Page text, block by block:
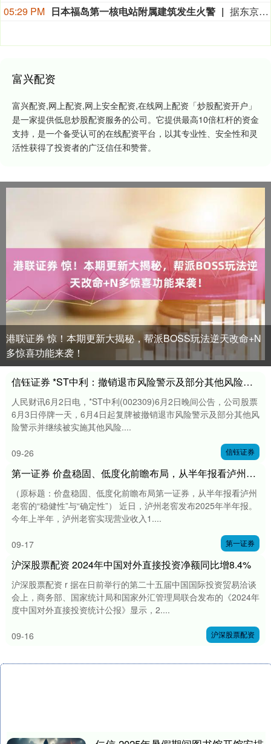
05:29 PM 日本福岛第一核电站附属建筑发生火警 据东京电力公司消息，当地时间8日15时35分左右，日本福岛第一核电站5号、6号机组服务建筑3、4层的火灾报警器发生启动。东京电力公司于当天16时01分向双叶消防本部报警。随后，消防部门赶赴现场确认，但未发现明火或冒烟。事件对核电站厂区设备没有造成影响，监测点以及厂区边界的尘埃监测仪等所测得的放射线量也未发现异常。（央视新闻）
富兴配资
富兴配资,网上配资,网上安全配资,在线网上配资「炒股配资开户」
是一家提供低息炒股配资服务的公司。它提供最高10倍杠杆的资金
支持，是一个备受认可的在线配资平台，以其专业性、安全性和灵
活性获得了投资者的广泛信任和赞誉。
港联证券 惊！本期更新大揭秘，帮派BOSS玩法逆天改命+N
多惊喜功能来袭！
信钰证券 *ST中利：撤销退市风险警示及部分其他风险警示
人民财讯6月2日电，*ST中利(002309)6月2日晚间公告，公司股票
6月3日停牌一天，6月4日起复牌被撤销退市风险警示及部分其他风
险警示并继续被实施其他风险....
09-26 信钰证券
第一证券 价盘稳固、低度化前瞻布局，从半年报看泸州老窖的“稳健性”与“确定性”
（原标题：价盘稳固、低度化前瞻布局第一证券，从半年报看泸州
老窖的“稳健性”与“确定性”） 近日，泸州老窖发布2025年半年报。
今年上半年，泸州老窖实现营业收入1....
09-17 第一证券
沪深股票配资 2024年中国对外直接投资净额同比增8.4%
沪深股票配资 r 据在日前举行的第二十五届中国国际投资贸易洽谈
会上，商务部、国家统计局和国家外汇管理局联合发布的《2024年
度中国对外直接投资统计公报》显示，2....
09-16 沪深股票配资